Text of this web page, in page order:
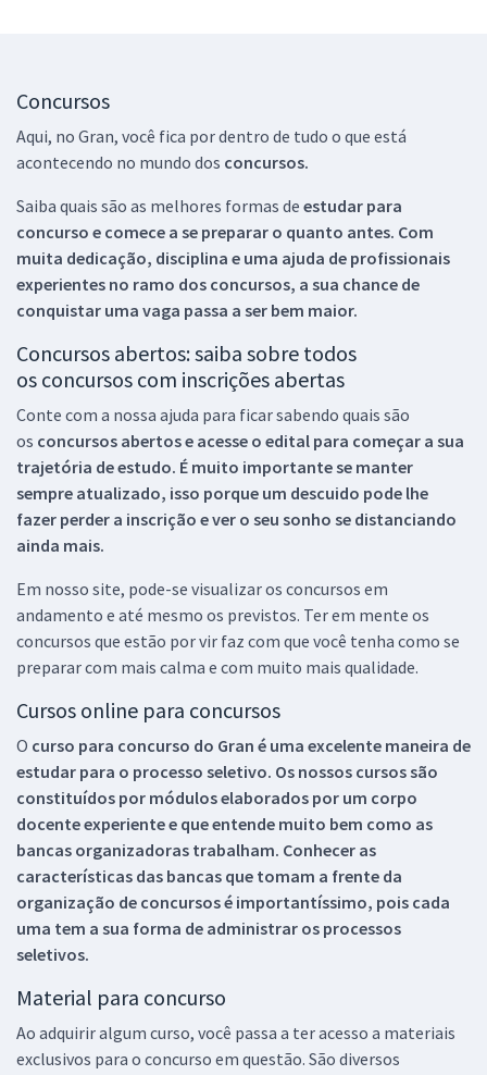
Concursos
Aqui, no Gran, você fica por dentro de tudo o que está
acontecendo no mundo dos concursos.
Saiba quais são as melhores formas de estudar para
concurso e comece a se preparar o quanto antes. Com
muita dedicação, disciplina e uma ajuda de profissionais
experientes no ramo dos concursos, a sua chance de
conquistar uma vaga passa a ser bem maior.
Concursos abertos: saiba sobre todos
os concursos com inscrições abertas
Conte com a nossa ajuda para ficar sabendo quais são
os concursos abertos e acesse o edital para começar a sua
trajetória de estudo. É muito importante se manter
sempre atualizado, isso porque um descuido pode lhe
fazer perder a inscrição e ver o seu sonho se distanciando
ainda mais.
Em nosso site, pode-se visualizar os concursos em
andamento e até mesmo os previstos. Ter em mente os
concursos que estão por vir faz com que você tenha como se
preparar com mais calma e com muito mais qualidade.
Cursos online para concursos
O curso para concurso do Gran é uma excelente maneira de
estudar para o processo seletivo. Os nossos cursos são
constituídos por módulos elaborados por um corpo
docente experiente e que entende muito bem como as
bancas organizadoras trabalham. Conhecer as
características das bancas que tomam a frente da
organização de concursos é importantíssimo, pois cada
uma tem a sua forma de administrar os processos
seletivos.
Material para concurso
Ao adquirir algum curso, você passa a ter acesso a materiais
exclusivos para o concurso em questão. São diversos